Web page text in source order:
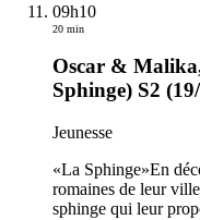
09h10
20 min
Oscar &
Sphinge) S2
Jeunesse
«La Sphinge»En
romaines de leur
sphinge qui leur